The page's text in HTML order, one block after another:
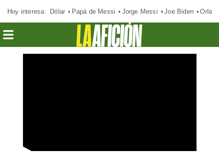
Hoy interesa: Dólar Papá de Messi Jorge Messi Joe Biden